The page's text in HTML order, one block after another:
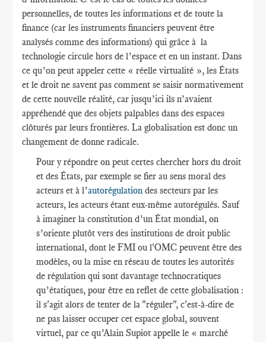
personnelles, de toutes les informations et de toute la
finance (car les instruments financiers peuvent être
analysés comme des informations) qui grâce à la
technologie circule hors de l’espace et en un instant. Dans
ce qu’on peut appeler cette « réelle virtualité », les États
et le droit ne savent pas comment se saisir normativement
de cette nouvelle réalité, car jusqu’ici ils n’avaient
appréhendé que des objets palpables dans des espaces
clôturés par leurs frontières. La globalisation est donc un
changement de donne radicale.
Pour y répondre on peut certes chercher hors du droit
et des États, par exemple se fier au sens moral des
acteurs et à l’autorégulation des secteurs par les
acteurs, les acteurs étant eux-même autorégulés. Sauf
à imaginer la constitution d’un État mondial, on
s’oriente plutôt vers des institutions de droit public
international, dont le FMI ou l'OMC peuvent être des
modèles, ou la mise en réseau de toutes les autorités
de régulation qui sont davantage technocratiques
qu’étatiques, pour être en reflet de cette globalisation :
il s'agit alors de tenter de la "réguler", c'est-à-dire de
ne pas laisser occuper cet espace global, souvent
virtuel, par ce qu’Alain Supiot appelle le « marché